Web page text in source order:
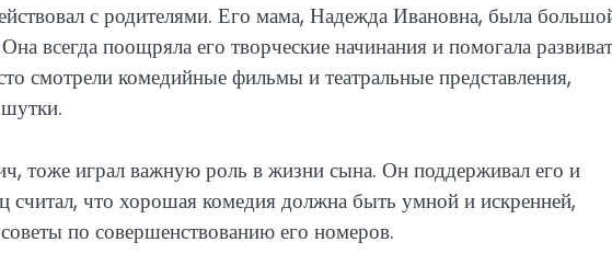
с родителями. Его мама, Надежда Ивановна, была
всегда поощряла его творческие начинания и помогала
смотрели комедийные фильмы и театральные представления,
тоже играл важную роль в жизни сына. Он поддерживал его и
считал, что хорошая комедия должна быть умной и искренней,
по совершенствованию его номеров.